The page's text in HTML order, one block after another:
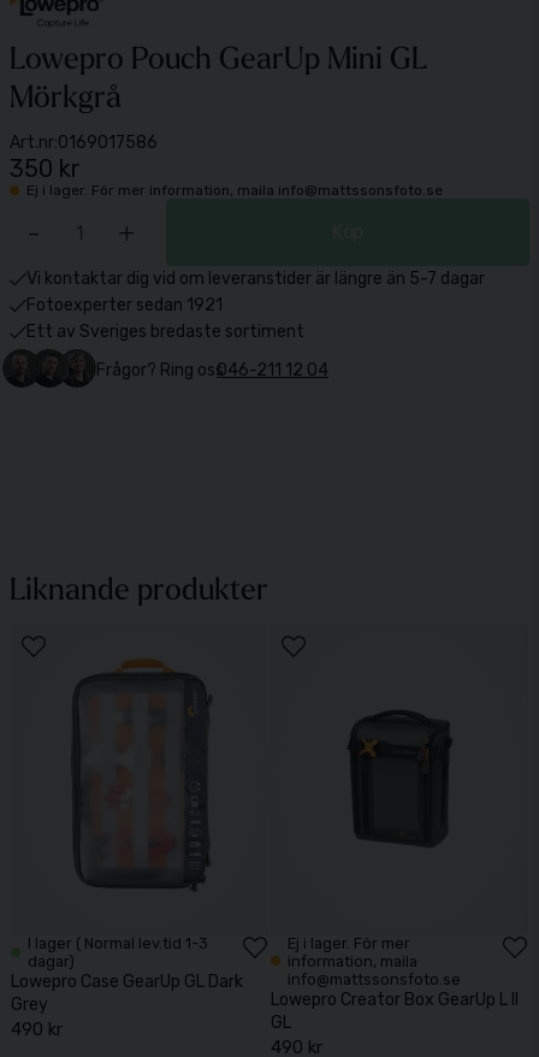
Lowepro Pouch GearUp Mini GL
Mörkgrå
Art.nr:0169017586
350 kr
Ej i lager. För mer information, maila info@mattssonsfoto.se
- +
Vi kontaktar dig vid om leveranstider är längre än 5-7 dagar
Fotoexperter sedan 1921
Ett av Sveriges bredaste sortiment
Frågor? Ring oss046-211 12 04
Liknande produkter
I lager ( Normal lev.tid 1-3
dagar)
Lowepro Case GearUp GL Dark
Grey
490 kr
Ej i lager. För mer
information, maila
info@mattssonsfoto.se
Lowepro Creator Box GearUp L II
GL
490 kr